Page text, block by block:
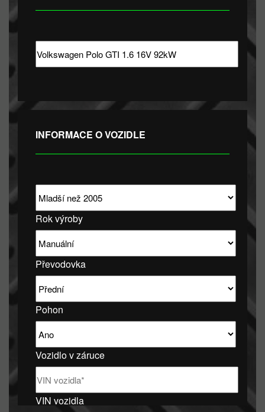
INFORMACE O VOZIDLE
Rok výroby
Převodovka
Pohon
Vozidlo v záruce
VIN vozidla